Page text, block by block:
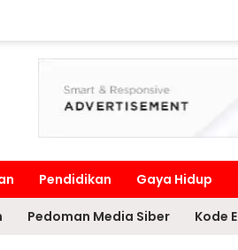
Pendidikan Gaya Hidup
Pedoman Media Siber Kode